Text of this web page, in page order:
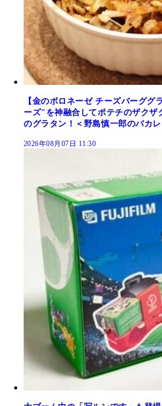
【金のボロネーゼ チーズバーググ
ーズ"を神融合してポテチのザクザ
のグラタン！＜野島慎一郎のバカレ
2026年08月07日 11:30